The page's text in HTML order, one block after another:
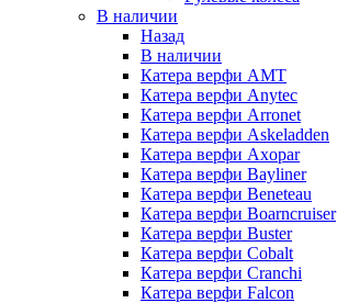
В наличии
Назад
В наличии
Катера верфи AMT
Катера верфи Anytec
Катера верфи Arronet
Катера верфи Askeladden
Катера верфи Axopar
Катера верфи Bayliner
Катера верфи Beneteau
Катера верфи Boarncruiser
Катера верфи Buster
Катера верфи Cobalt
Катера верфи Cranchi
Катера верфи Falcon